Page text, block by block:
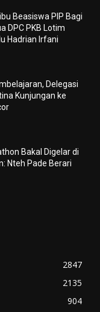
Beasiswa PIP Bagi
DPC PKB Lotim
Hadrian Irfani
Delegasi
Kunjungan ke
Bakal Digelar di
Nteh Pade Berari
2847
2135
904